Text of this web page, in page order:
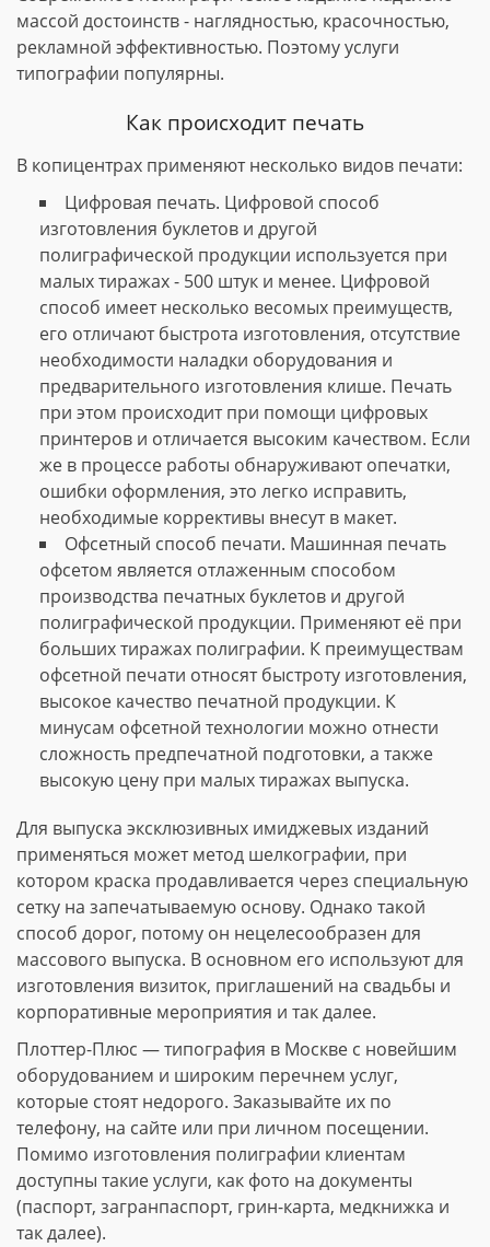
массой достоинств - наглядностью, красочностью,
рекламной эффективностью. Поэтому услуги
типографии популярны.
Как происходит печать
В копицентрах применяют несколько видов печати:
Цифровая печать. Цифровой способ
изготовления буклетов и другой
полиграфической продукции используется при
малых тиражах - 500 штук и менее. Цифровой
способ имеет несколько весомых преимуществ,
его отличают быстрота изготовления, отсутствие
необходимости наладки оборудования и
предварительного изготовления клише. Печать
при этом происходит при помощи цифровых
принтеров и отличается высоким качеством. Если
же в процессе работы обнаруживают опечатки,
ошибки оформления, это легко исправить,
необходимые коррективы внесут в макет.
Офсетный способ печати. Машинная печать
офсетом является отлаженным способом
производства печатных буклетов и другой
полиграфической продукции. Применяют её при
больших тиражах полиграфии. К преимуществам
офсетной печати относят быстроту изготовления,
высокое качество печатной продукции. К
минусам офсетной технологии можно отнести
сложность предпечатной подготовки, а также
высокую цену при малых тиражах выпуска.
Для выпуска эксклюзивных имиджевых изданий
применяться может метод шелкографии, при
котором краска продавливается через специальную
сетку на запечатываемую основу. Однако такой
способ дорог, потому он нецелесообразен для
массового выпуска. В основном его используют для
изготовления визиток, приглашений на свадьбы и
корпоративные мероприятия и так далее.
Плоттер-Плюс — типография в Москве с новейшим
оборудованием и широким перечнем услуг,
которые стоят недорого. Заказывайте их по
телефону, на сайте или при личном посещении.
Помимо изготовления полиграфии клиентам
доступны такие услуги, как фото на документы
(паспорт, загранпаспорт, грин-карта, медкнижка и
так далее).